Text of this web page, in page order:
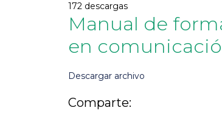
172 descargas
Manual de
en
Descargar archivo
Comparte: